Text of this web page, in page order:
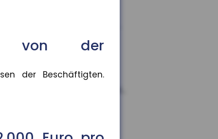
von der
der Beschäftigten.
die Präsenzpflicht für...
Prozent gestiegen. In vi...